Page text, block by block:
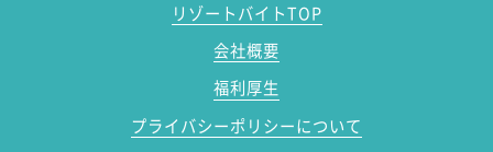
リゾートバイトTOP
会社概要
福利厚生
プライバシーポリシーについて